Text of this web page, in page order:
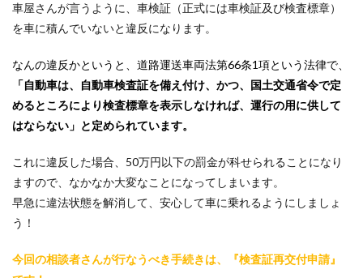
車屋さんが言うように、車検証（正式には車検証及び検査標章）
を車に積んでいないと違反になります。
なんの違反かというと、道路運送車両法第66条1項という法律で、
「自動車は、自動車検査証を備え付け、かつ、国土交通省令で定
めるところにより検査標章を表示しなければ、運行の用に供して
はならない」と定められています。
これに違反した場合、50万円以下の罰金が科せられることになり
ますので、なかなか大変なことになってしまいます。
早急に違法状態を解消して、安心して車に乗れるようにしましょ
う！
今回の相談者さんが行なうべき手続きは、『検査証再交付申請』